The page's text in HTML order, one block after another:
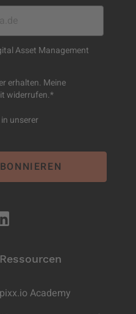
Asset Management
erhalten. Meine
widerrufen.*
unserer
Ressourcen
pixx.io Academy